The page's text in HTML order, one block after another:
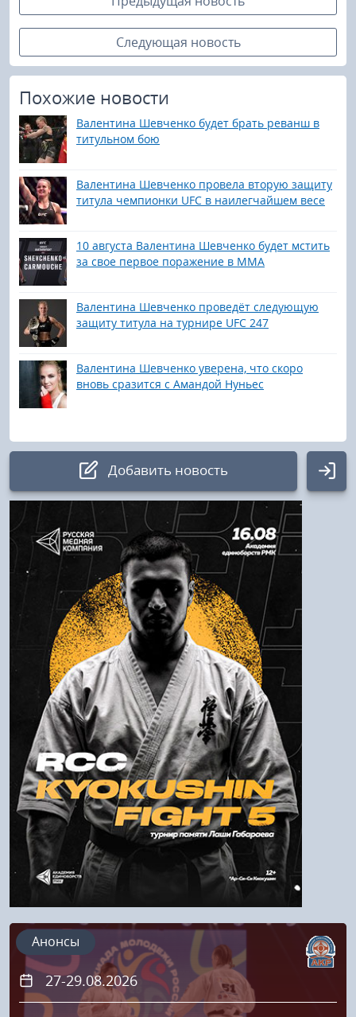
Следующая новость
Похожие новости
Валентина Шевченко будет брать реванш в
титульном бою
Валентина Шевченко провела вторую защиту
титула чемпионки UFC в наилегчайшем весе
10 августа Валентина Шевченко будет мстить
за свое первое поражение в ММА
Валентина Шевченко проведёт следующую
защиту титула на турнире UFC 247
Валентина Шевченко уверена, что скоро
вновь сразится с Амандой Нуньес
Добавить новость
Авторизация
Логин:
Пароль
Войти
Напомнить пароль
Регистрация
27-29.08.2026
Анонсы